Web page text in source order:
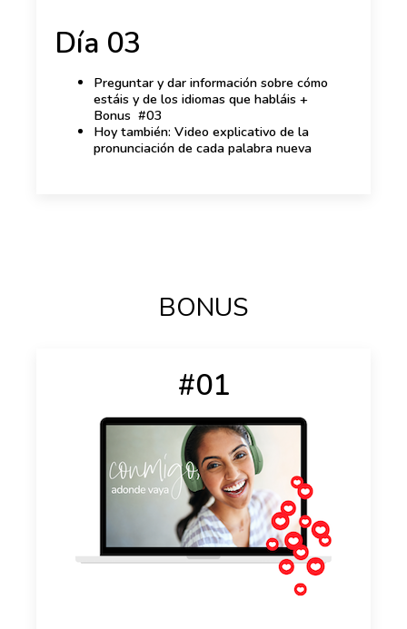
Día 03
Preguntar y dar información sobre cómo
estáis y de los idiomas que habláis +
Bonus #03
Hoy también: Video explicativo de la
pronunciación de cada palabra nueva
BONUS
#01